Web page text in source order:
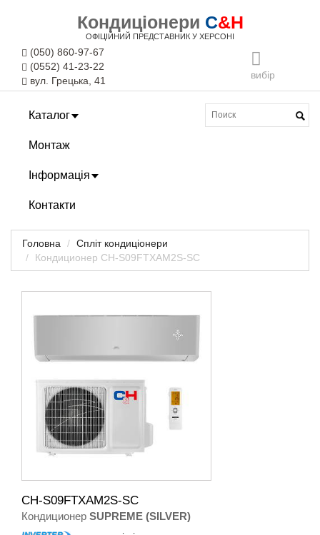
Кондиціонери C&H
ОФІЦІЙНИЙ ПРЕДСТАВНИК У ХЕРСОНІ
вибір
(050) 860-97-67
(0552) 41-23-22
вул. Грецька, 41
Каталог
Монтаж
Інформація
Контакти
Головна
Спліт кондиціонери
Кондиционер CH-S09FTXAM2S-SC
CH-S09FTXAM2S-SC
Кондиционер SUPREME (SILVER)